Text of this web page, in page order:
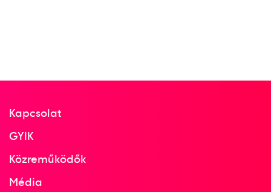
Kapcsolat
GYIK
Közreműködők
Média